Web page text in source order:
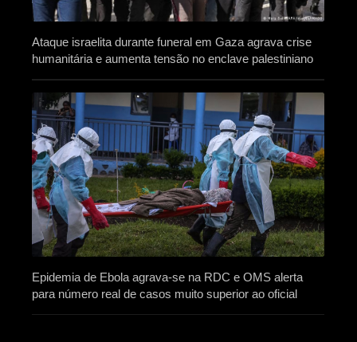
Ataque israelita durante funeral em Gaza agrava crise
humanitária e aumenta tensão no enclave palestiniano
Epidemia de Ebola agrava-se na RDC e OMS alerta
para número real de casos muito superior ao oficial